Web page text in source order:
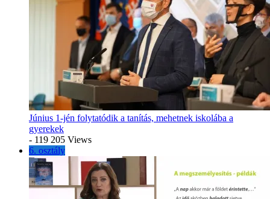
Június 1-jén folytatódik a tanítás, mehetnek iskolába a
gyerekek
- 119 205 Views
6. osztály